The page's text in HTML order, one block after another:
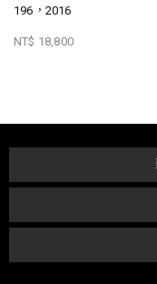
196，2016
NT$ 18,800